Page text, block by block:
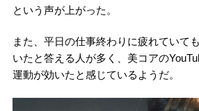
という声が上がった。
また、平日の仕事終わりに疲れていて
いたと答える人が多く、美コアの
運動が効いたと感じているようだ。